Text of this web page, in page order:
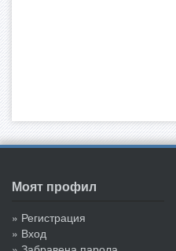
Моят профил
» Регистрация
» Вход